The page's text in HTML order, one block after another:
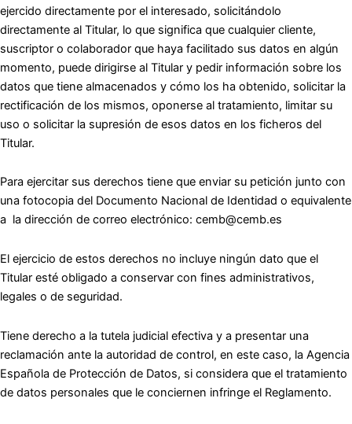
ejercido directamente por el interesado, solicitándolo
directamente al Titular, lo que significa que cualquier cliente,
suscriptor o colaborador que haya facilitado sus datos en algún
momento, puede dirigirse al Titular y pedir información sobre los
datos que tiene almacenados y cómo los ha obtenido, solicitar la
rectificación de los mismos, oponerse al tratamiento, limitar su
uso o solicitar la supresión de esos datos en los ficheros del
Titular.
Para ejercitar sus derechos tiene que enviar su petición junto con
una fotocopia del Documento Nacional de Identidad o equivalente
a la dirección de correo electrónico: cemb@cemb.es
El ejercicio de estos derechos no incluye ningún dato que el
Titular esté obligado a conservar con fines administrativos,
legales o de seguridad.
Tiene derecho a la tutela judicial efectiva y a presentar una
reclamación ante la autoridad de control, en este caso, la Agencia
Española de Protección de Datos, si considera que el tratamiento
de datos personales que le conciernen infringe el Reglamento.